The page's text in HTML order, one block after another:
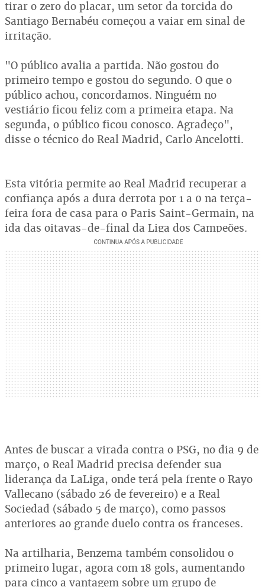
tirar o zero do placar, um setor da torcida do
Santiago Bernabéu começou a vaiar em sinal de
irritação.
"O público avalia a partida. Não gostou do
primeiro tempo e gostou do segundo. O que o
público achou, concordamos. Ninguém no
vestiário ficou feliz com a primeira etapa. Na
segunda, o público ficou conosco. Agradeço",
disse o técnico do Real Madrid, Carlo Ancelotti.
Esta vitória permite ao Real Madrid recuperar a
confiança após a dura derrota por 1 a 0 na terça-
feira fora de casa para o Paris Saint-Germain, na
ida das oitavas-de-final da Liga dos Campeões.
Antes de buscar a virada contra o PSG, no dia 9 de
março, o Real Madrid precisa defender sua
liderança da LaLiga, onde terá pela frente o Rayo
Vallecano (sábado 26 de fevereiro) e a Real
Sociedad (sábado 5 de março), como passos
anteriores ao grande duelo contra os franceses.
Na artilharia, Benzema também consolidou o
primeiro lugar, agora com 18 gols, aumentando
para cinco a vantagem sobre um grupo de